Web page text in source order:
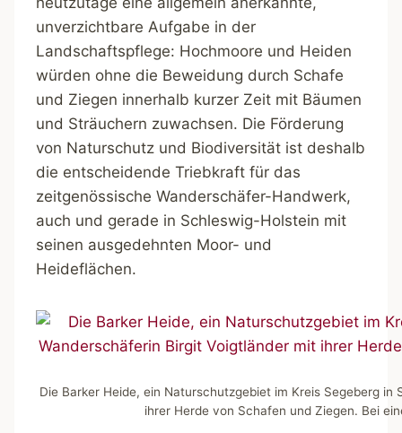
unverzichtbare Aufgabe in der
Landschaftspflege: Hochmoore und Heiden
würden ohne die Beweidung durch Schafe
und Ziegen innerhalb kurzer Zeit mit Bäumen
und Sträuchern zuwachsen. Die Förderung
von Naturschutz und Biodiversität ist deshalb
die entscheidende Triebkraft für das
zeitgenössische Wanderschäfer-Handwerk,
auch und gerade in Schleswig-Holstein mit
seinen ausgedehnten Moor- und
Heideflächen.
Die Barker Heide, ein Naturschutzgebiet im Kreis Segeberg
ihrer Herde von Schafen und Ziegen. Bei